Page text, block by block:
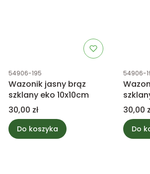
Kod produktu
54906-195
Wazonik jasny brąz
szklany eko 10x10cm
Cena
30,00 zł
Do koszyka
Kod
54906-
Cena
30,00
Do